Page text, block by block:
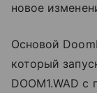
новое
Основой
который
DOOM1.WAD